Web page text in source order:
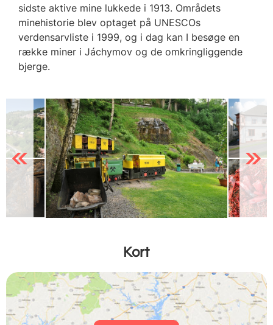
sidste aktive mine lukkede i 1913. Områdets
minehistorie blev optaget på UNESCOs
verdensarvliste i 1999, og i dag kan I besøge en
række miner i Jáchymov og de omkringliggende
bjerge.
Previous Next
Kort